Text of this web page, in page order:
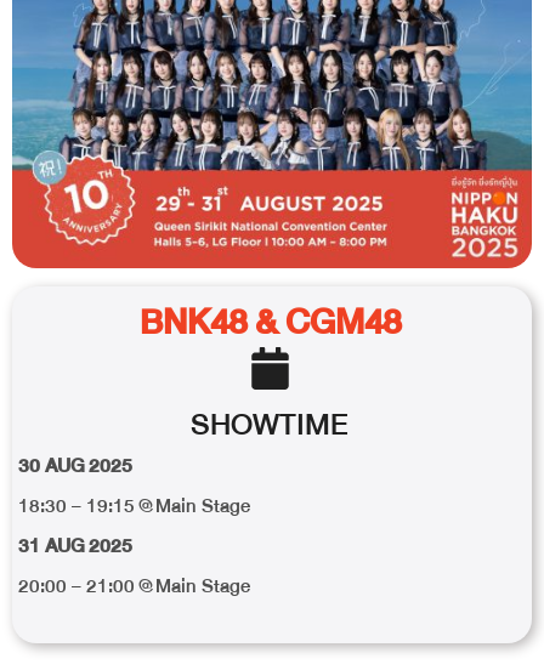
BNK48 & CGM48
SHOWTIME
30 AUG 2025
18:30 – 19:15 @Main Stage
31 AUG 2025
20:00 – 21:00 @Main Stage